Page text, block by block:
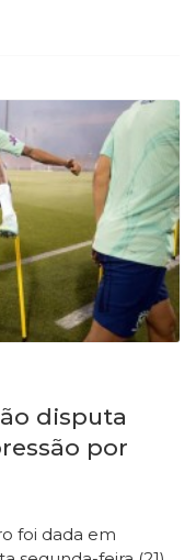
disputa
por
foi dada em